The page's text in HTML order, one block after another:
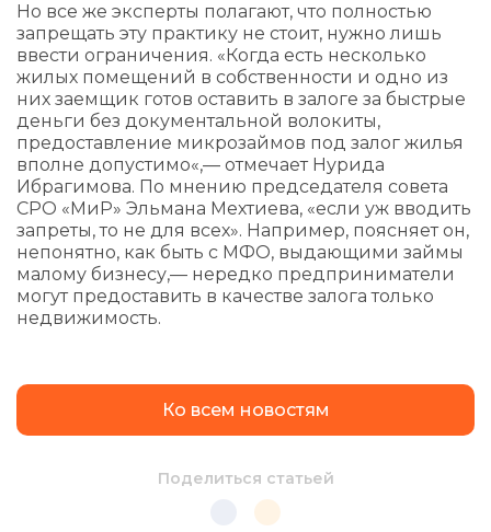
Но все же эксперты полагают, что полностью
запрещать эту практику не стоит, нужно лишь
ввести ограничения. «Когда есть несколько
жилых помещений в собственности и одно из
них заемщик готов оставить в залоге за быстрые
деньги без документальной волокиты,
предоставление микрозаймов под залог жилья
вполне допустимо«,— отмечает Нурида
Ибрагимова. По мнению председателя совета
СРО «МиР» Эльмана Мехтиева, «если уж вводить
запреты, то не для всех». Например, поясняет он,
непонятно, как быть с МФО, выдающими займы
малому бизнесу,— нередко предприниматели
могут предоставить в качестве залога только
недвижимость.
Ко всем новостям
Поделиться статьей